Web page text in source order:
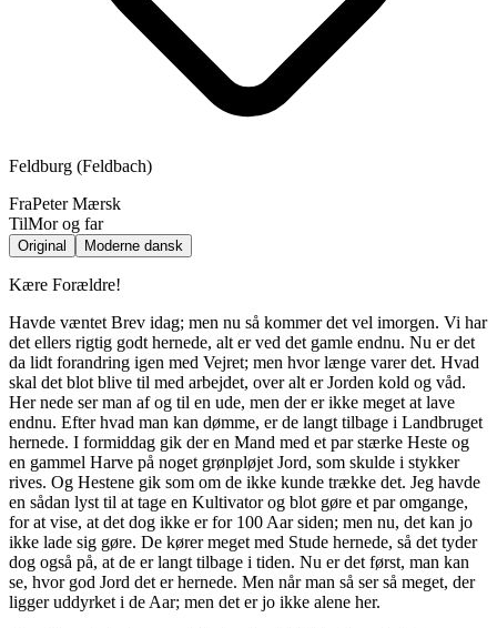
Feldburg (Feldbach)
FraPeter Mærsk
TilMor og far
Original Moderne dansk
Kære Forældre!
Havde væntet Brev idag; men nu så kommer det vel imorgen. Vi har
det ellers rigtig godt hernede, alt er ved det gamle endnu. Nu er det
da lidt forandring igen med Vejret; men hvor længe varer det. Hvad
skal det blot blive til med arbejdet, over alt er Jorden kold og våd.
Her nede ser man af og til en ude, men der er ikke meget at lave
endnu. Efter hvad man kan dømme, er de langt tilbage i Landbruget
hernede. I formiddag gik der en Mand med et par stærke Heste og
en gammel Harve på noget grønpløjet Jord, som skulde i stykker
rives. Og Hestene gik som om de ikke kunde trække det. Jeg havde
en sådan lyst til at tage en Kultivator og blot gøre et par omgange,
for at vise, at det dog ikke er for 100 Aar siden; men nu, det kan jo
ikke lade sig gøre. De kører meget med Stude hernede, så det tyder
dog også på, at de er langt tilbage i tiden. Nu er det først, man kan
se, hvor god Jord det er hernede. Men når man så ser så meget, der
ligger uddyrket i de Aar; men det er jo ikke alene her.